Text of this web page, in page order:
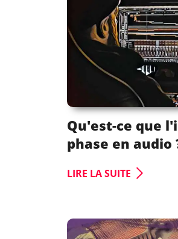
Qu'est-ce que
phase en audio
LIRE LA SUITE